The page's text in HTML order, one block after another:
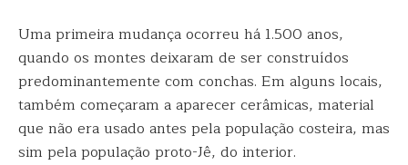
Uma primeira mudança ocorreu há 1.500 anos,
quando os montes deixaram de ser construídos
predominantemente com conchas. Em alguns locais,
também começaram a aparecer cerâmicas, material
que não era usado antes pela população costeira, mas
sim pela população proto-Jê, do interior.